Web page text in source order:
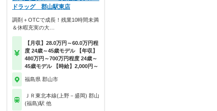
ドラッグ 郡山駅東店
調剤＋OTCで成長！残業10時間未満
＆休暇充実の大…
【月収】28.0万円～60.0万円程
度 24歳～45歳モデル 【年収】
480万円～700万円程度 24歳～
45歳モデル 【時給】2,000円～
福島県 郡山市
ＪＲ東北本線(上野－盛岡) 郡山
(福島)駅 他